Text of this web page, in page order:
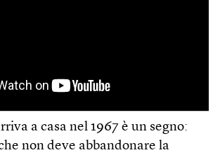
a casa nel 1967 è un segno:
non deve abbandonare la